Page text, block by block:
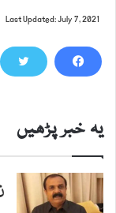
Last Updated: July 7, 2021
یہ خبر پڑھیں